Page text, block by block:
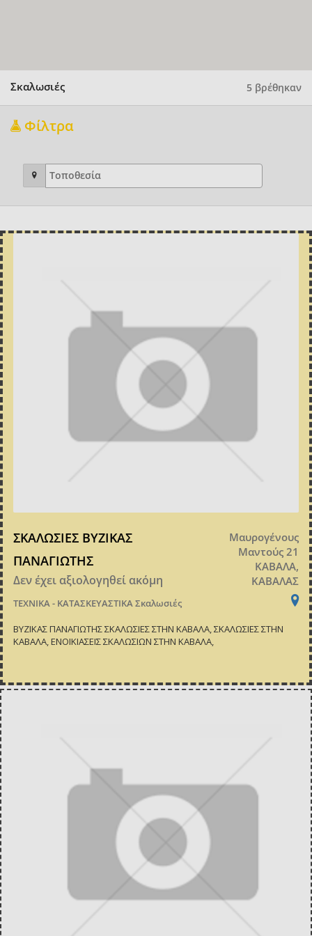
Σκαλωσιές 5 βρέθηκαν
Φίλτρα
ΣΚΑΛΩΣΙΕΣ ΒΥΖΙΚΑΣ
ΠΑΝΑΓΙΩΤΗΣ
Δεν έχει αξιολογηθεί ακόμη
ΤΕΧΝΙΚΑ - ΚΑΤΑΣΚΕΥΑΣΤΙΚΑ Σκαλωσιές
Μαυρογένους
Μαντούς 21
ΚΑΒΑΛΑ,
ΚΑΒΑΛΑΣ
ΒΥΖΙΚΑΣ ΠΑΝΑΓΙΩΤΗΣ ΣΚΑΛΩΣΙΕΣ ΣΤΗΝ ΚΑΒΑΛΑ, ΣΚΑΛΩΣΙΕΣ ΣΤΗΝ
ΚΑΒΑΛΑ, ΕΝΟΙΚΙΑΣΕΙΣ ΣΚΑΛΩΣΙΩΝ ΣΤΗΝ ΚΑΒΑΛΑ,